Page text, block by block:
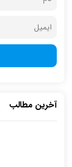
آخرین مطالب